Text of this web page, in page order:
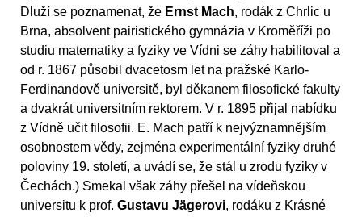
Dluží se poznamenat, že Ernst Mach, rodák z Chrlic u
Brna, absolvent pairistického gymnázia v Kroměříži po
studiu matematiky a fyziky ve Vídni se záhy habilitoval a
od r. 1867 působil dvacetosm let na pražské Karlo-
Ferdinandově universitě, byl děkanem filosofické fakulty
a dvakrát universitním rektorem. V r. 1895 přijal nabídku
z Vídně učit filosofii. E. Mach patří k nejvýznamnějším
osobnostem vědy, zejména experimentální fyziky druhé
poloviny 19. století, a uvádí se, že stál u zrodu fyziky v
Čechách.) Smekal však záhy přešel na vídeňskou
universitu k prof. Gustavu Jägerovi, rodáku z Krásné